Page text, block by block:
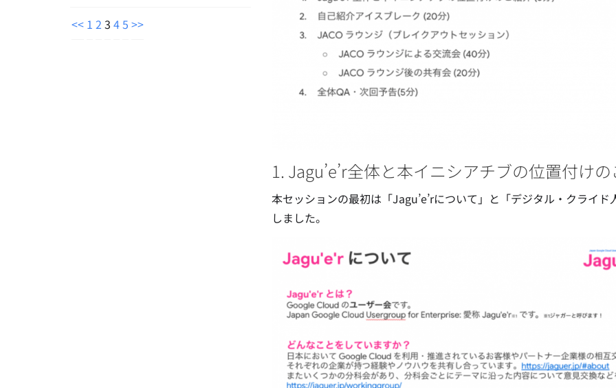
<< 1 2 3 45 >>
1. Jagu’e’r全体と本イニシアチブの位置付け
本セッションの最初は「Jagu’e’rについて」と「デジタル・クライ
しました。